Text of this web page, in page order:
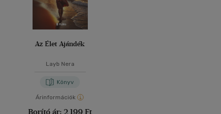
Az Élet Ajándék
Layb Nera
Könyv
Árinformációk
Borító ár: 2 199 Ft